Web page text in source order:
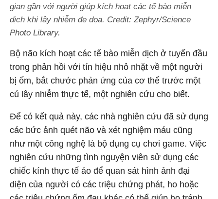
gian gần với người giúp kích hoạt các tế bào miễn
dịch khi lây nhiễm đe dọa. Credit: Zephyr/Science
Photo Library.
Bộ não kích hoạt các tế bào miễn dịch ở tuyến đầu
trong phản hồi với tín hiệu nhỏ nhặt về một người
bị ốm, bắt chước phản ứng của cơ thể trước một
cú lây nhiễm thực tế, một nghiên cứu cho biết.
Để có kết quả này, các nhà nghiên cứu đã sử dụng
các bức ảnh quét não và xét nghiệm máu cũng
như một công nghệ là bộ dụng cụ chơi game. Việc
nghiên cứu những tình nguyện viên sử dụng các
chiếc kính thực tế ảo để quan sát hình ảnh đại
diện của người có các triệu chứng phát, ho hoặc